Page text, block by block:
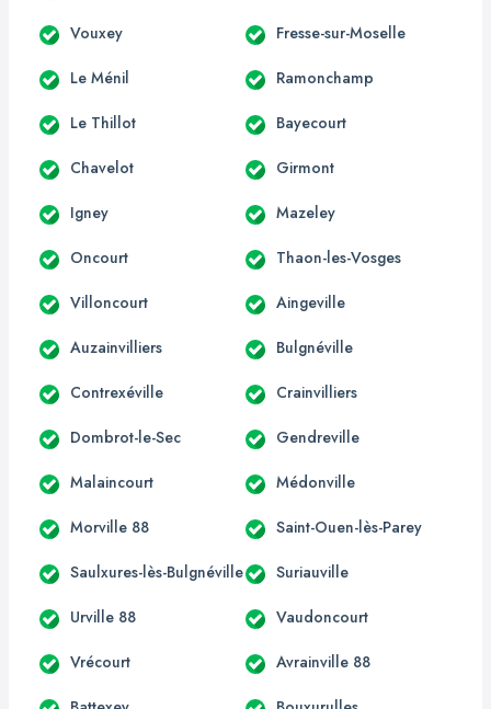
Vouxey Fresse-sur-Moselle
Le Ménil Ramonchamp
Le Thillot Bayecourt
Chavelot Girmont
Igney Mazeley
Oncourt Thaon-les-Vosges
Villoncourt Aingeville
Auzainvilliers Bulgnéville
Contrexéville Crainvilliers
Dombrot-le-Sec Gendreville
Malaincourt Médonville
Morville 88 Saint-Ouen-lès-Parey
Saulxures-lès-Bulgnéville Suriauville
Urville 88 Vaudoncourt
Vrécourt Avrainville 88